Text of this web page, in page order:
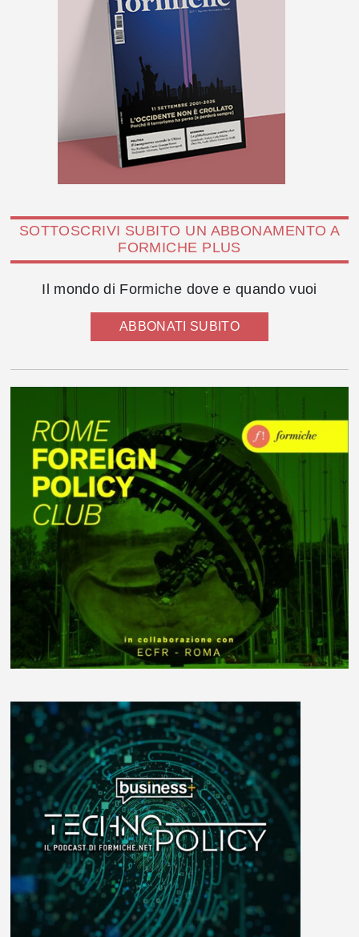
SOTTOSCRIVI SUBITO UN ABBONAMENTO A
FORMICHE PLUS
Il mondo di Formiche dove e quando vuoi
ABBONATI SUBITO